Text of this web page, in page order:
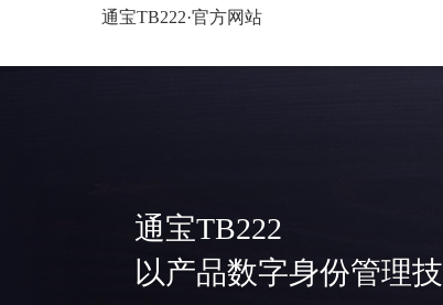
通宝TB222·官方网站
通宝TB222
以产品数字身份管理